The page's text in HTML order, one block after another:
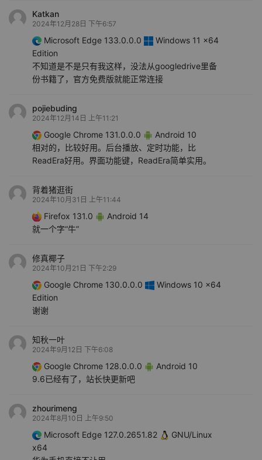
Katkan
2024年12月28日 下午6:57
Microsoft Edge 133.0.0.0
Windows 11 x64
Edition
不知道是不是只有我这样，没法从googledrive里备
份书籍了，官方免费版就能正常连接
pojiebuding
2024年12月14日 上午11:21
Google Chrome 131.0.0.0
Android 10
相对的，比较好用。后台播放、定时功能，比
ReadEra好用。界面功能键，ReadEra简单实用。
背着猪逛街
2024年10月31日 上午11:44
Firefox 131.0
Android 14
就一个字“牛”
修真椰子
2024年10月21日 下午2:29
Google Chrome 130.0.0.0
Windows 10 x64
Edition
谢谢
知秋一叶
2024年9月12日 下午6:08
Google Chrome 128.0.0.0
Android 10
9.6已经有了，站长快更新吧
zhourimeng
2024年8月10日 上午9:50
Microsoft Edge 127.0.2651.82
GNU/Linux
x64